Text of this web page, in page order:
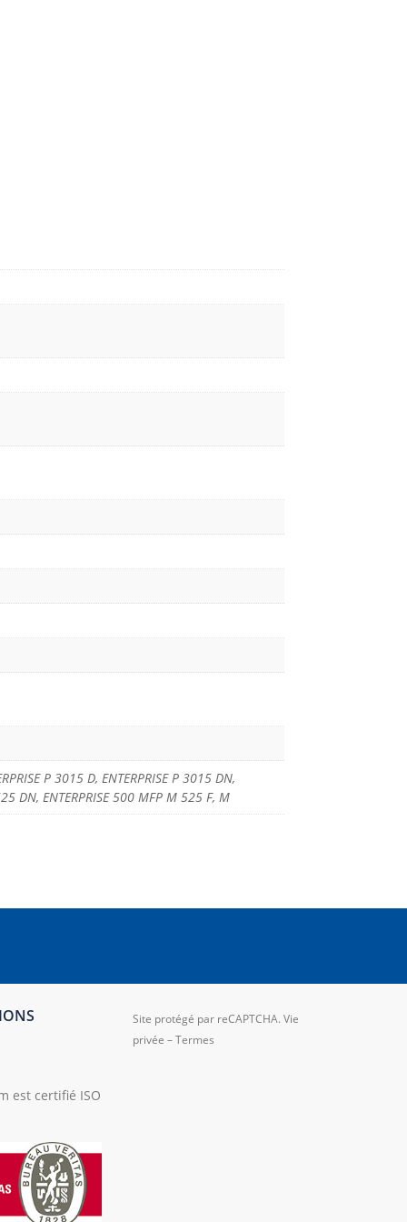
P 3015 D, ENTERPRISE P 3015 DN,
DN, ENTERPRISE 500 MFP M 525 F, M
est certifié ISO
Site protégé par reCAPTCHA.Vie
privée –Termes